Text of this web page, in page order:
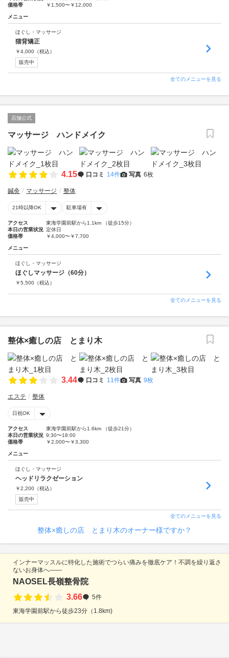
価格帯
￥1,500〜￥12,000
メニュー
ほぐし・マッサージ
猫背矯正
￥4,000 （税込）
販売中
全てのメニューを見る
店舗公式
マッサージ ハンドメイク
4.15 口コミ 14件 写真 6枚
鍼灸 マッサージ 整体
21時以降OK 駐車場有
アクセス
東海学園前駅から1.1km （徒歩15分）
本日の営業状況 定休日
価格帯
￥4,000〜￥7,700
メニュー
ほぐし・マッサージ
ほぐしマッサージ（60分）
￥5,500 （税込）
全てのメニューを見る
整体×癒しの店 とまり木
3.44 口コミ 11件 写真 9枚
エステ 整体
日祝OK
アクセス
東海学園前駅から1.6km （徒歩21分）
本日の営業状況 9:30〜18:00
価格帯
￥2,000〜￥3,300
メニュー
ほぐし・マッサージ
ヘッドリラクゼーション
￥2,200 （税込）
販売中
全てのメニューを見る
整体×癒しの店 とまり木のオーナー様ですか？
インナーマッスルに特化した施術でつらい痛みを徹底ケア！不調を繰り返さ
ないお身体へ――
NAOSEL長嶺整骨院
3.66
5件
東海学園前駅から徒歩23分（1.8km)